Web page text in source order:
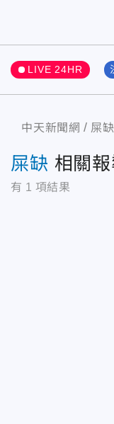
LIVE 24HR
中天新聞網 屎缺
屎缺 相關
有 1 項結果